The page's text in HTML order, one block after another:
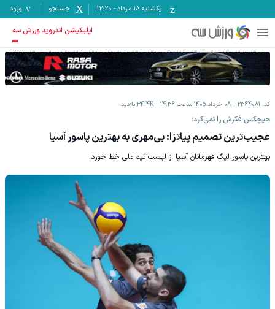
یکشنبه ۱۸ مرداد -
12:20 جستجو ورود
اپلیکیشن اندروید ورزش سه
کد: 2364081 08 خرداد 1405 ساعت 14:36 34.4K بازدید
هیچکس فکرش را نمی‌کرد؛
عجیب‌ترین تصمیم پیاتزا: بی‌مهری به بهترین پاسور آسیا
بهترین پاسور لیگ قهرمانان آسیا از لیست تیم ملی خط خورد.